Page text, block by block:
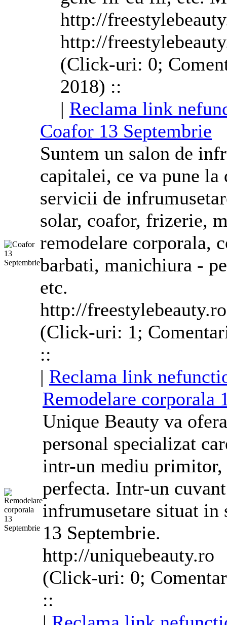
http://
http://
(Click-uri: 0;
2018) ::
| Reclama link
Coafor 13 Septembrie
Suntem un salon de
capitalei, ce va pune
servicii de
solar, coafor, frizerie,
remodelare corporala,
barbati, manichiura -
etc.
http://freestylebeauty.ro
(Click-uri: 1;
::
| Reclama link
Remodelare corporala
Unique Beauty va
personal specializat
intr-un mediu
perfecta. Intr-un
infrumusetare situat
13 Septembrie.
http://uniquebeauty.ro
(Click-uri: 0;
::